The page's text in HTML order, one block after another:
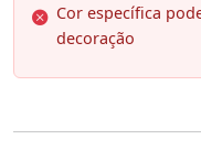
Cor específica
decoração